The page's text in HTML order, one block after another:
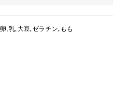
卵,乳,大豆,ゼラチン,もも